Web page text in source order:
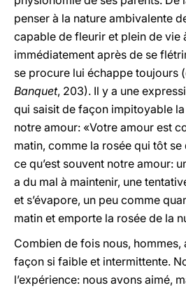
penser à la nature ambivalente
capable de fleurir et plein de vie
immédiatement après de se
se procure lui échappe toujours
Banquet, 203). Il y a une
qui saisit de façon impitoyable
notre amour: «Votre amour est
matin, comme la rosée qui tôt se
ce qu’est souvent notre amour:
a du mal à maintenir, une
et s’évapore, un peu comme
matin et emporte la rosée de la
Combien de fois nous, hommes,
façon si faible et intermittente.
l’expérience: nous avons aimé,